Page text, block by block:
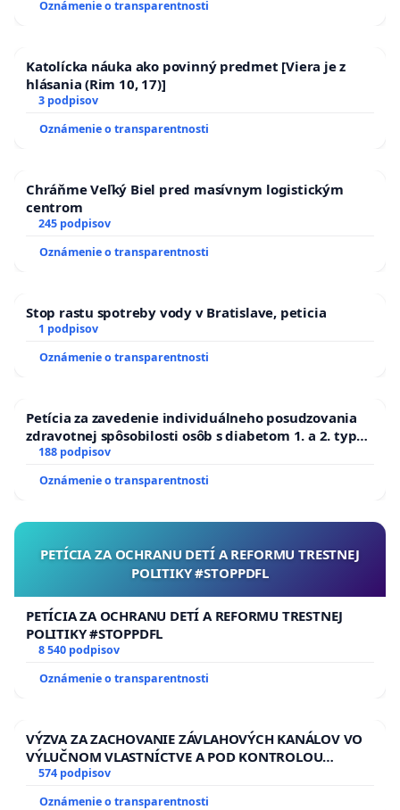
Oznámenie o transparentnosti
Katolícka náuka ako povinný predmet [Viera je z
hlásania (Rim 10, 17)]
3 podpisov
Oznámenie o transparentnosti
Chráňme Veľký Biel pred masívnym logistickým
centrom
245 podpisov
Oznámenie o transparentnosti
Stop rastu spotreby vody v Bratislave, peticia
1 podpisov
Oznámenie o transparentnosti
Petícia za zavedenie individuálneho posudzovania
zdravotnej spôsobilosti osôb s diabetom 1. a 2. typu
pri prijímaní do Policajného zboru SR
188 podpisov
Oznámenie o transparentnosti
PETÍCIA ZA OCHRANU DETÍ A REFORMU TRESTNEJ
POLITIKY #STOPPDFL
PETÍCIA ZA OCHRANU DETÍ A REFORMU TRESTNEJ
POLITIKY #STOPPDFL
8 540 podpisov
Oznámenie o transparentnosti
VÝZVA ZA ZACHOVANIE ZÁVLAHOVÝCH KANÁLOV VO
VÝLUČNOM VLASTNÍCTVE A POD KONTROLOU
SLOVENSKEJ REPUBLIKY & žiadosť na riešenie
zanedbaného stavu závlahových a odvodňovacích
574 podpisov
Oznámenie o transparentnosti